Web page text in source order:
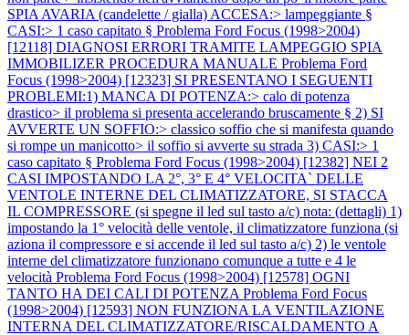
SPIA AVARIA (candelette / gialla) ACCESA:> lampeggiante §
CASI:> 1 caso capitato § Problema Ford Focus (1998>2004)
[12118] DIAGNOSI ERRORI TRAMITE LAMPEGGIO SPIA
IMMOBILIZER PROCEDURA MANUALE Problema Ford
Focus (1998>2004) [12323] SI PRESENTANO I SEGUENTI
PROBLEMI:1) MANCA DI POTENZA:> calo di potenza
drastico> il problema si presenta accelerando bruscamente § 2) SI
AVVERTE UN SOFFIO:> classico soffio che si manifesta quando
si rompe un manicotto> il soffio si avverte su strada 3) CASI:> 1
caso capitato § Problema Ford Focus (1998>2004) [12382] NEI 2
CASI IMPOSTANDO LA 2°, 3° E 4° VELOCITA` DELLE
VENTOLE INTERNE DEL CLIMATIZZATORE, SI STACCA
IL COMPRESSORE (si spegne il led sul tasto a/c) nota: (dettagli) 1)
impostando la 1° velocità delle ventole, il climatizzatore funziona (si
aziona il compressore e si accende il led sul tasto a/c) 2) le ventole
interne del climatizzatore funzionano comunque a tutte e 4 le
velocità Problema Ford Focus (1998>2004) [12578] OGNI
TANTO HA DEI CALI DI POTENZA Problema Ford Focus
(1998>2004) [12593] NON FUNZIONA LA VENTILAZIONE
INTERNA DEL CLIMATIZZATORE/RISCALDAMENTO A